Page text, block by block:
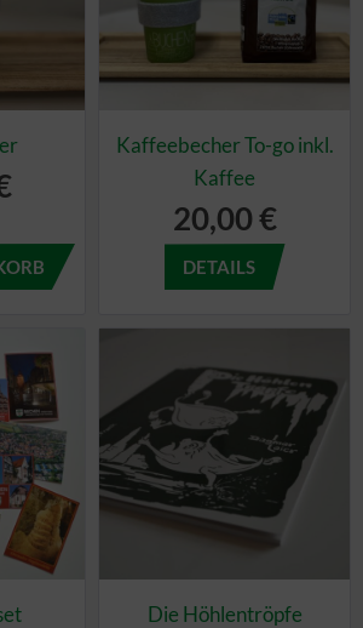
Kaffeebecher To-go inkl.
Kaffee
20,00 €
DETAILS
Die Höhlentröpfe